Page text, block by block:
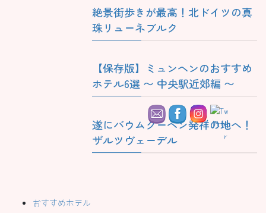
絶景街歩きが最高！北ドイツの真
珠リューネブルク
【保存版】ミュンヘンのおすすめ
ホテル6選 〜 中央駅近郊編 〜
遂にバウムクーヘン発祥の地へ！
ザルツヴェーデル
おすすめホテル